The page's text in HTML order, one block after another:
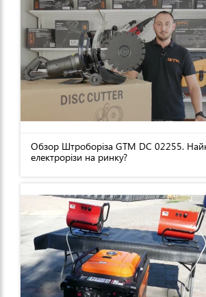
Обзор Штроборіза GTM DC 02255.
електрорізи на ринку?